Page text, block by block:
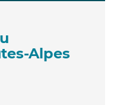
Alpes